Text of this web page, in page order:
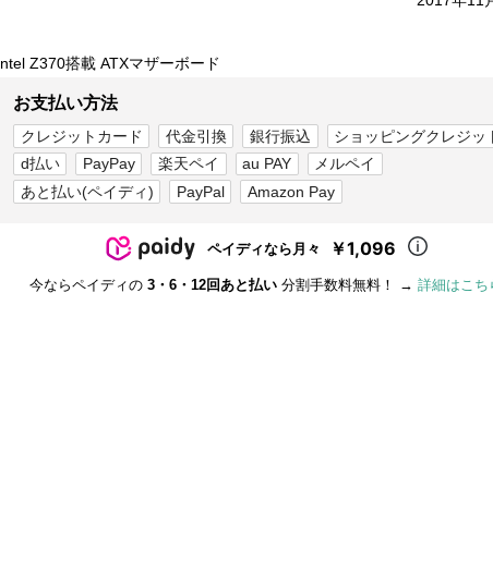
Z370搭載 ATXマザーボード
お支払い方法
クレジットカード 代金引換 銀行振込
ショッピングクレジッ
d払い
PayPay 楽天ペイ au PAY
メルペイ
あと払い(ペイディ)
PayPal Amazon Pay
ペイディなら月々 ￥1,096
今ならペイディの 3・6・12回あと払い 分割手数料無料！ → 詳細はこち